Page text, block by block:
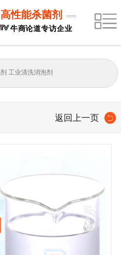
高性能杀菌剂
牛商论道专访企业
返回上一页